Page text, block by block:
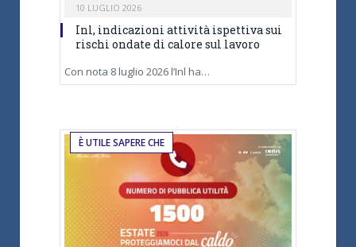
10 LUGLIO 2026
Inl, indicazioni attività ispettiva sui
rischi ondate di calore sul lavoro
Con nota 8 luglio 2026 l’Inl ha…
È UTILE SAPERE CHE